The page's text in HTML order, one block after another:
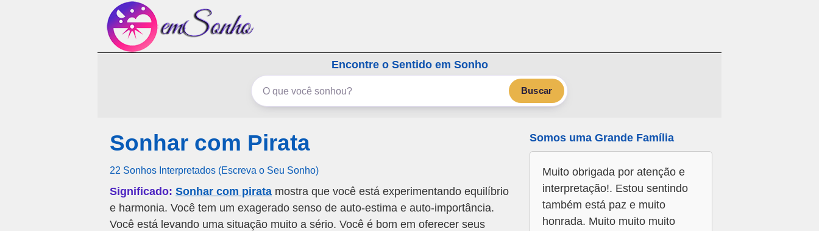
Encontre o Sentido em Sonho
Buscar
Sonhar com Pirata
22 Sonhos Interpretados (Escreva o Seu Sonho)
Significado: Sonhar com pirata mostra que você está experimentando equilíbrio
e harmonia. Você tem um exagerado senso de auto-estima e auto-importância.
Você está levando uma situação muito a sério. Você é bom em oferecer seus
Somos uma Grande Família
Muito obrigada por atenção e
interpretação!. Estou sentindo
também está paz e muito
honrada. Muito muito muito